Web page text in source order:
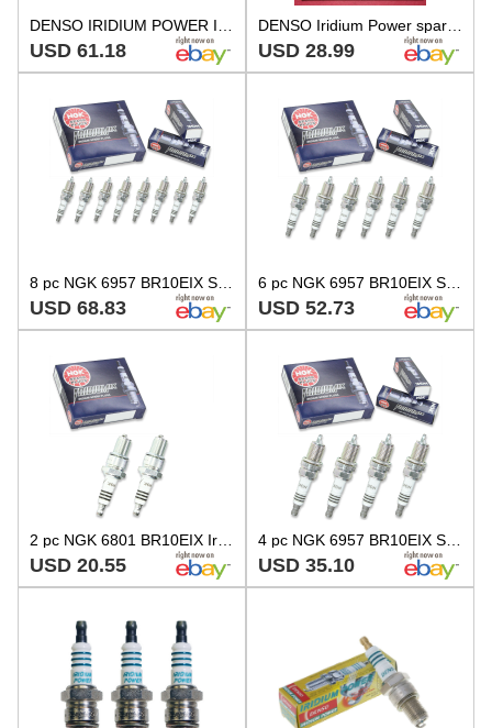
USD 61.18 USD 28.99
8 pc NGK 6957 BR10EIX SOLID Iridium IX Spark Plugs for IW31 IW01-29 5715 wd
USD 68.83 USD 52.73
2 pc NGK 6801 BR10EIX Iridium IX Spark Plugs for W34EPT W34EN W34E-ZU W32EPT dl
USD 20.55 USD 35.10